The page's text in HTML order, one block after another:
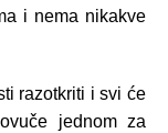
i nema nikakve
razotkriti i svi će
jednom za